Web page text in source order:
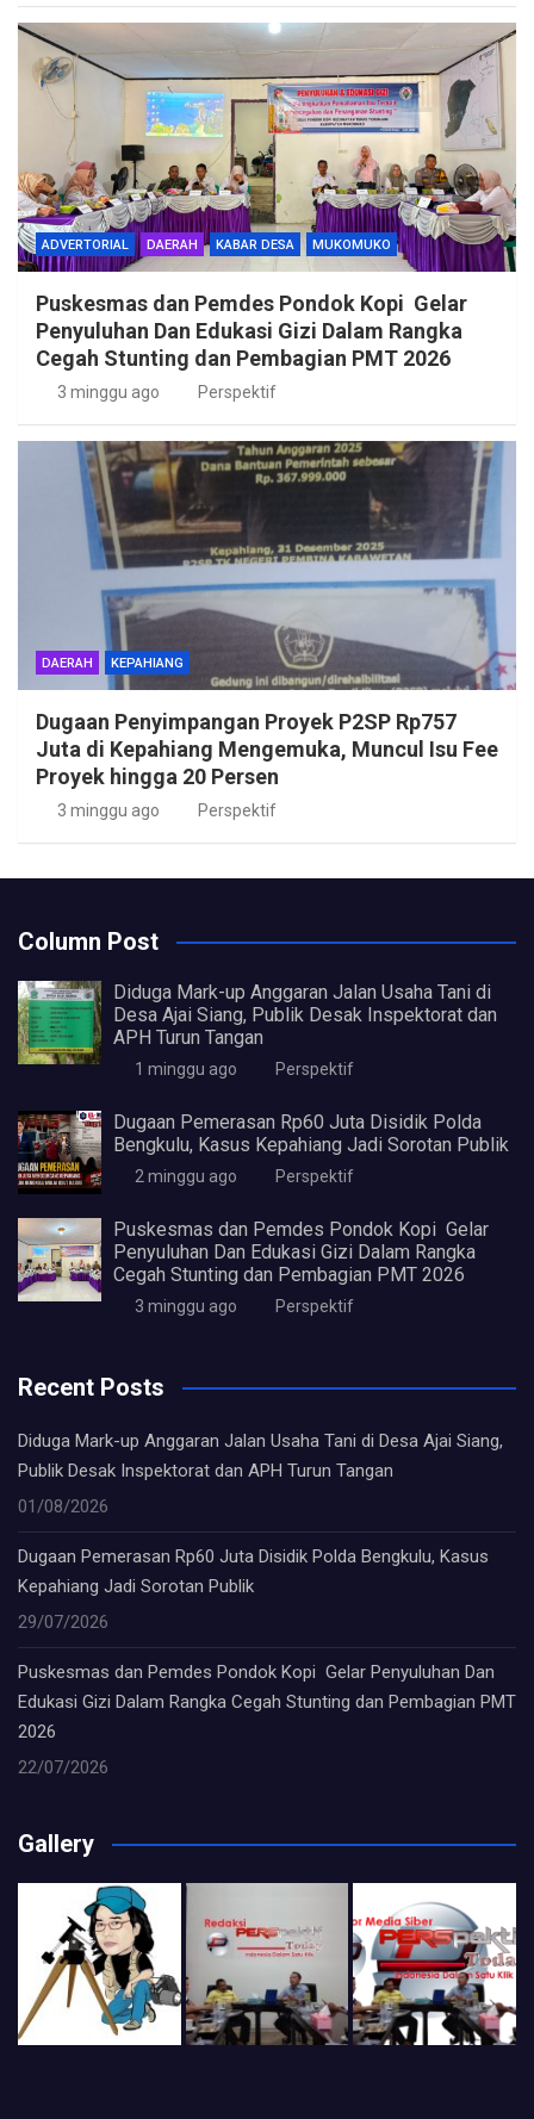
ADVERTORIAL DAERAH KABAR DESA MUKOMUKO
Puskesmas dan Pemdes Pondok Kopi Gelar
Penyuluhan Dan Edukasi Gizi Dalam Rangka
Cegah Stunting dan Pembagian PMT 2026
3 minggu ago Perspektif
DAERAH KEPAHIANG
Dugaan Penyimpangan Proyek P2SP Rp757
Juta di Kepahiang Mengemuka, Muncul Isu Fee
Proyek hingga 20 Persen
3 minggu ago Perspektif
Column Post
Diduga Mark-up Anggaran Jalan Usaha Tani di
Desa Ajai Siang, Publik Desak Inspektorat dan
APH Turun Tangan
1 minggu ago Perspektif
Dugaan Pemerasan Rp60 Juta Disidik Polda
Bengkulu, Kasus Kepahiang Jadi Sorotan Publik
2 minggu ago Perspektif
Puskesmas dan Pemdes Pondok Kopi Gelar
Penyuluhan Dan Edukasi Gizi Dalam Rangka
Cegah Stunting dan Pembagian PMT 2026
3 minggu ago Perspektif
Recent Posts
Diduga Mark-up Anggaran Jalan Usaha Tani di Desa Ajai Siang,
Publik Desak Inspektorat dan APH Turun Tangan
01/08/2026
Dugaan Pemerasan Rp60 Juta Disidik Polda Bengkulu, Kasus
Kepahiang Jadi Sorotan Publik
29/07/2026
Puskesmas dan Pemdes Pondok Kopi Gelar Penyuluhan Dan
Edukasi Gizi Dalam Rangka Cegah Stunting dan Pembagian PMT
2026
22/07/2026
Gallery